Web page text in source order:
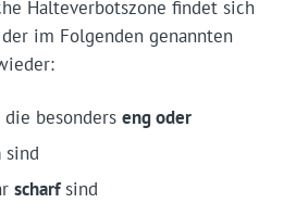
Halteverbotszone findet sich
im Folgenden genannten
besonders eng oder
sind
scharfsind